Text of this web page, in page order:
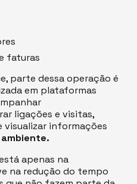
faturas
, parte dessa operação é
em plataformas
ligações e visitas,
visualizar informações
apenas na
na redução do tempo